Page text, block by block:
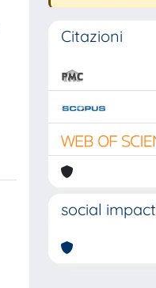
Citazioni
social impact